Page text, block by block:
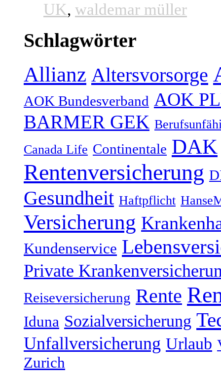
UK, waldemar müller
Schlagwörter
Allianz Altersvorsorge
AOK Bundesverband AOK
BARMER GEK
Canada Life Continentale DAK
Rentenversicherung
Gesundheit Haftpflicht
Versicherung
Kundenservice
Private
Reiseversicherung Rente
Iduna Sozialversicherung
Unfallversicherung Urlaub
Zurich